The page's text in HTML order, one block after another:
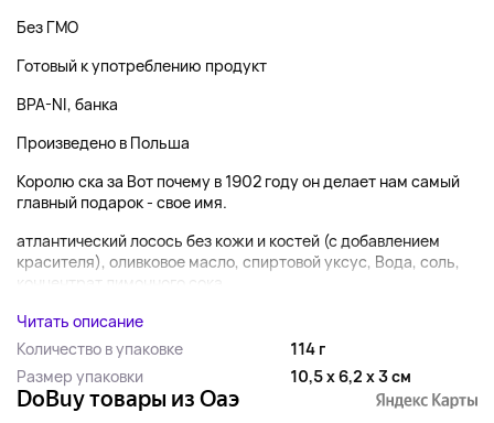
Без ГМО
Готовый к употреблению продукт
BPA-NI, банка
Произведено в Польша
Королю ска за Вот почему в 1902 году он делает нам самый
главный подарок - свое имя.
атлантический лосось без кожи и костей (с добавлением
красителя), оливковое масло, спиртовой уксус, Вода, соль,
концентрат лимонного сока,...
Читать описание
Количество в упаковке
114 г
Размер упаковки
10,5 x 6,2 x 3 см